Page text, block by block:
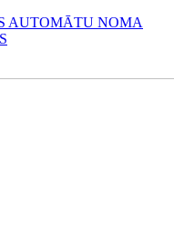
AUTOMĀTU NOMA